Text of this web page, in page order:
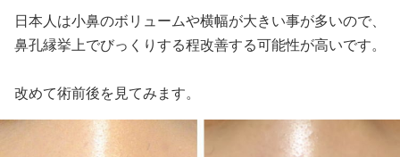
日本人は小鼻のボリュームや横幅が大きい事が多いので、
鼻孔縁挙上でびっくりする程改善する可能性が高いです。
改めて術前後を見てみます。